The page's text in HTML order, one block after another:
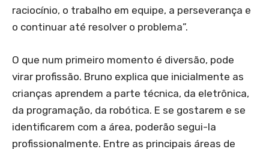
raciocínio, o trabalho em equipe, a perseverança e
o continuar até resolver o problema”.
O que num primeiro momento é diversão, pode
virar profissão. Bruno explica que inicialmente as
crianças aprendem a parte técnica, da eletrônica,
da programação, da robótica. E se gostarem e se
identificarem com a área, poderão segui-la
profissionalmente. Entre as principais áreas de